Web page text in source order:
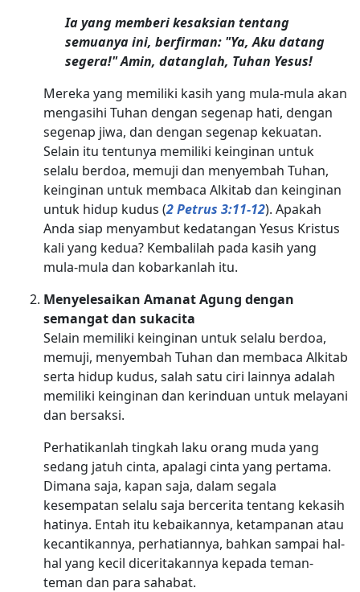
Ia yang memberi kesaksian tentang
semuanya ini, berfirman: "Ya, Aku datang
segera!" Amin, datanglah, Tuhan Yesus!
Mereka yang memiliki kasih yang mula-mula akan
mengasihi Tuhan dengan segenap hati, dengan
segenap jiwa, dan dengan segenap kekuatan.
Selain itu tentunya memiliki keinginan untuk
selalu berdoa, memuji dan menyembah Tuhan,
keinginan untuk membaca Alkitab dan keinginan
untuk hidup kudus (2 Petrus 3:11-12). Apakah
Anda siap menyambut kedatangan Yesus Kristus
kali yang kedua? Kembalilah pada kasih yang
mula-mula dan kobarkanlah itu.
Menyelesaikan Amanat Agung dengan
semangat dan sukacita
Selain memiliki keinginan untuk selalu berdoa,
memuji, menyembah Tuhan dan membaca Alkitab
serta hidup kudus, salah satu ciri lainnya adalah
memiliki keinginan dan kerinduan untuk melayani
dan bersaksi.
Perhatikanlah tingkah laku orang muda yang
sedang jatuh cinta, apalagi cinta yang pertama.
Dimana saja, kapan saja, dalam segala
kesempatan selalu saja bercerita tentang kekasih
hatinya. Entah itu kebaikannya, ketampanan atau
kecantikannya, perhatiannya, bahkan sampai hal-
hal yang kecil diceritakannya kepada teman-
teman dan para sahabat.